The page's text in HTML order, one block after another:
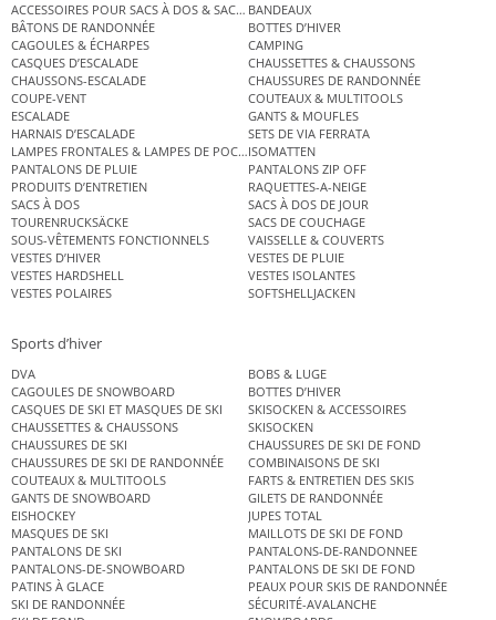
ACCESSOIRES POUR SACS À DOS & SACS ÉTANCHES
BANDEAUX
BÂTONS DE RANDONNÉE
BOTTES D’HIVER
CAGOULES & ÉCHARPES
CAMPING
CASQUES D’ESCALADE
CHAUSSETTES & CHAUSSONS
CHAUSSONS-ESCALADE
CHAUSSURES DE RANDONNÉE
COUPE-VENT
COUTEAUX & MULTITOOLS
ESCALADE
GANTS & MOUFLES
HARNAIS D’ESCALADE
SETS DE VIA FERRATA
LAMPES FRONTALES & LAMPES DE POCHEISOMATTEN
PANTALONS DE PLUIE
PANTALONS ZIP OFF
PRODUITS D’ENTRETIEN
RAQUETTES-A-NEIGE
SACS À DOS
SACS À DOS DE JOUR
TOURENRUCKSÄCKE
SACS DE COUCHAGE
SOUS-VÊTEMENTS FONCTIONNELS
VAISSELLE & COUVERTS
VESTES D’HIVER
VESTES DE PLUIE
VESTES HARDSHELL
VESTES ISOLANTES
VESTES POLAIRES
SOFTSHELLJACKEN
Sports d’hiver
DVA
BOBS & LUGE
CAGOULES DE SNOWBOARD
BOTTES D’HIVER
CASQUES DE SKI ET MASQUES DE SKI
SKISOCKEN & ACCESSOIRES
CHAUSSETTES & CHAUSSONS
SKISOCKEN
CHAUSSURES DE SKI
CHAUSSURES DE SKI DE FOND
CHAUSSURES DE SKI DE RANDONNÉE
COMBINAISONS DE SKI
COUTEAUX & MULTITOOLS
FARTS & ENTRETIEN DES SKIS
GANTS DE SNOWBOARD
GILETS DE RANDONNÉE
EISHOCKEY
JUPES TOTAL
MASQUES DE SKI
MAILLOTS DE SKI DE FOND
PANTALONS DE SKI
PANTALONS-DE-RANDONNEE
PANTALONS-DE-SNOWBOARD
PANTALONS DE SKI DE FOND
PATINS À GLACE
PEAUX POUR SKIS DE RANDONNÉE
SKI DE RANDONNÉE
SÉCURITÉ-AVALANCHE